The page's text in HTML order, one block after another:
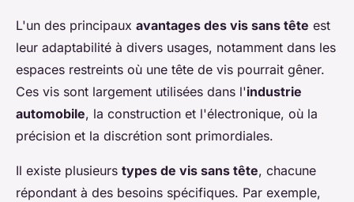
L'un des principaux avantages des vis sans tête est
leur adaptabilité à divers usages, notamment dans les
espaces restreints où une tête de vis pourrait gêner.
Ces vis sont largement utilisées dans l'industrie
automobile, la construction et l'électronique, où la
précision et la discrétion sont primordiales.
Il existe plusieurs types de vis sans tête, chacune
répondant à des besoins spécifiques. Par exemple,